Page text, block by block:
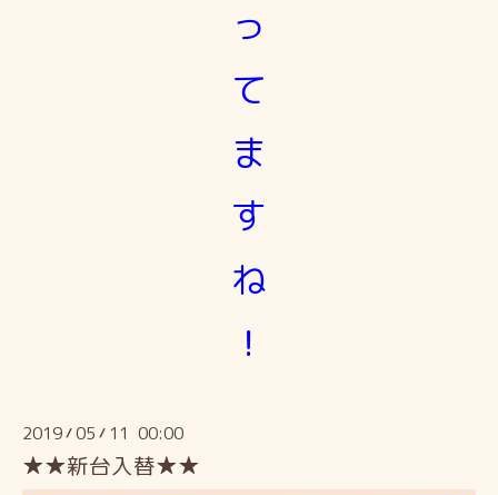
っ
て
ま
す
ね
！
2019/05 / 11 00:00
★★新台入替★★